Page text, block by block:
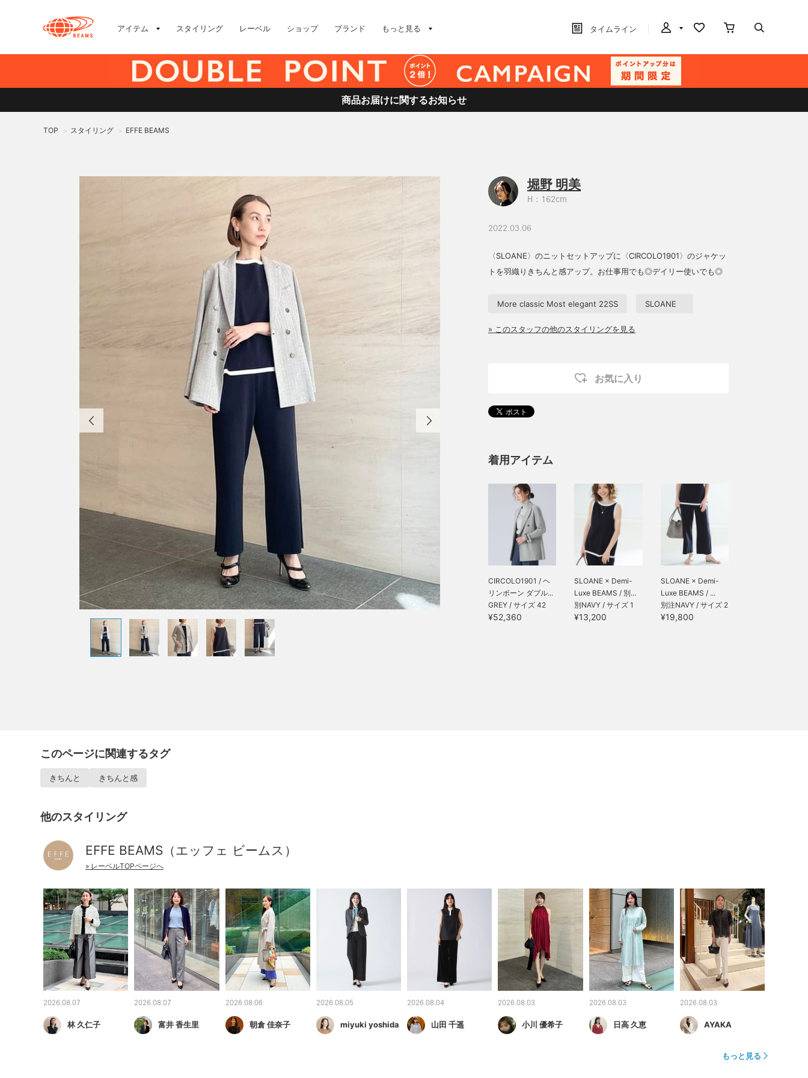
アイテム スタイリング レーベル ショップ ブランド もっと見る タイムライン
商品お届けに関するお知らせ
TOP > スタイリング > EFFE BEAMS
堀野 明美
H：162cm
2022.03.06
〈SLOANE〉のニットセットアップに〈CIRCOLO1901〉のジャケッ
トを羽織りきちんと感アップ。お仕事用でも◎デイリー使いでも◎
More classic Most elegant 22SS SLOANE
» このスタッフの他のスタイリングを見る
お気に入り
着用アイテム
CIRCOLO1901 / ヘ
リンボーン ダブル...
GREY / サイズ 42
¥52,360
SLOANE × Demi-
Luxe BEAMS / 別...
別NAVY / サイズ 1
¥13,200
SLOANE × Demi-
Luxe BEAMS / ...
別注NAVY / サイズ 2
¥19,800
このページに関連するタグ
きちんと きちんと感
他のスタイリング
EFFE BEAMS（エッフェ ビームス）
» レーベルTOPページへ
2026.08.07
林 久仁子
2026.08.07
富井 香生里
2026.08.06
朝倉 佳奈子
2026.08.05
miyuki yoshida
2026.08.04
山田 千遥
2026.08.03
小川 優希子
2026.08.03
日高 久恵
2026.08.03
AYAKA
もっと見る